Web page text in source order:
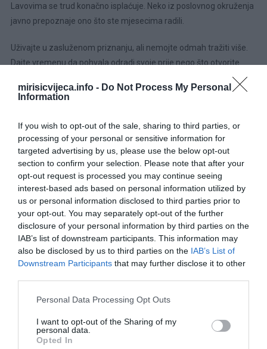
mirisicvijeca.info - Do Not Process My Personal
Information
If you wish to opt-out of the sale, sharing to third parties, or
processing of your personal or sensitive information for
targeted advertising by us, please use the below opt-out
section to confirm your selection. Please note that after your
opt-out request is processed you may continue seeing
interest-based ads based on personal information utilized by
us or personal information disclosed to third parties prior to
your opt-out. You may separately opt-out of the further
disclosure of your personal information by third parties on the
IAB’s list of downstream participants. This information may
also be disclosed by us to third parties on the IAB’s List of
Downstream Participants that may further disclose it to other
Please note that this website/app uses one or more Google
not limited to your visit or usage behaviour. You may click to
grant or deny consent to Google and its third-party tags to
use your data for below specified purposes in below Google
Personal Data Processing Opt Outs
I want to opt-out of the Sharing of my
personal data.
Opted In
Lavovima se trud konačno isplaćuje. Neko iz poslovnog okruženja
javno prepoznaje ono što ste mjesecima radili.
Uživajte u zasluženom priznanju, ali nemojte odmah tražiti više.
Dajte vremenu da pohvala odradi svoje prije nego što otvorite
Djevica konačno zatvara finansijsku priču koja vas nervira još od
proljeća. Računica se slaže, a ostaje i nešto viška.
Početkom sedmice može se pojaviti prilika za dodatnu zaradu
kroz manji posao sa strane. Prihvatite je, ali ne preuzimajte
odgovornost za tuđe obaveze.
Vaga: Izbor između dvije opcije lakši je nego što mislite
Pred vama su dvije mogućnosti i obje djeluju primamljivo. Vage
često odgađaju odluke, ali ovaj put izbor treba napraviti do petka.
Posavjetujte se s nekim ko vas dobro poznaje. Najbolja opcija
Škorpija: Stara tajna izlazi na vidjelo i radi u vašu korist